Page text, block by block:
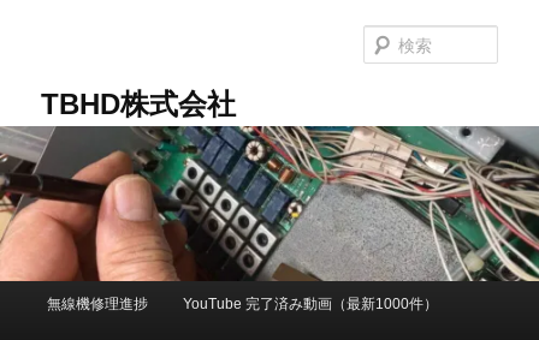
テ
ン
ツ
へ
移
TBHD株式会社
索
無線機修理進捗 YouTube 完了済み動画（最新1000件）